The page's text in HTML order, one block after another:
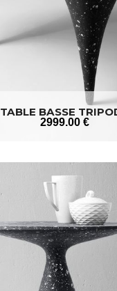
TABLE BASSE
2999.00 €